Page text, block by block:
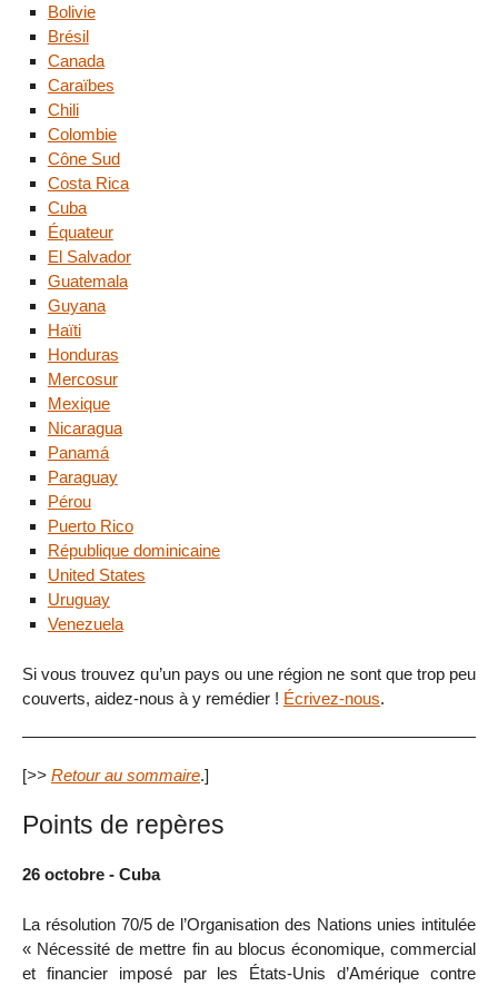
Bolivie
Brésil
Canada
Caraïbes
Chili
Colombie
Cône Sud
Costa Rica
Cuba
Équateur
El Salvador
Guatemala
Guyana
Haïti
Honduras
Mercosur
Mexique
Nicaragua
Panamá
Paraguay
Pérou
Puerto Rico
République dominicaine
United States
Uruguay
Venezuela
Si vous trouvez qu’un pays ou une région ne sont que trop peu
couverts, aidez-nous à y remédier ! Écrivez-nous.
[>> Retour au sommaire.]
Points de repères
26 octobre - Cuba
La résolution 70/5 de l’Organisation des Nations unies intitulée
« Nécessité de mettre fin au blocus économique, commercial
et financier imposé par les États-Unis d’Amérique contre